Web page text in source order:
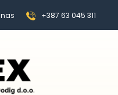
+387 63 045 311